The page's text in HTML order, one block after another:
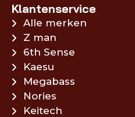
Klantenservice
Alle merken
Z man
6th Sense
Kaesu
Megabass
Nories
Keitech